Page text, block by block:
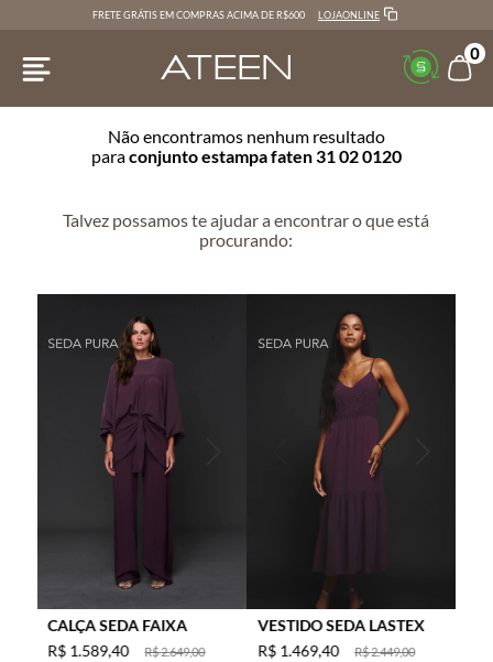
FRETE GRÁTIS EM COMPRAS ACIMA DE R$600 LOJAONLINE
0
Não encontramos nenhum resultado
paraconjunto estampa faten 31 02 0120
Talvez possamos te ajudar a encontrar o que está
procurando:
CALÇA SEDA FAIXA
R$2.649,00
R$ 1.589,40
VESTIDO SEDA LASTEX
R$2.449,00
R$ 1.469,40